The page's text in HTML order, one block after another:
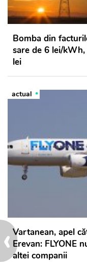
‹
Bomba din
sare de 6 lei/
lei
actual
Vartanean, apel
Erevan: FLYONE
altei companii